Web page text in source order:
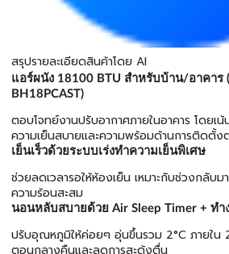
สรุปรายละเอียดสินค้าโดย AI
แอร์ผนัง 18100 BTU สำหรับบ้าน/อาคาร
BH18PCAST)
ตอบโจทย์งานปรับอากาศภายในอาคาร โดยเ
ความเย็นสบายและความพร้อมด้านการติดตั้ง
เย็นเร็วด้วยระบบเร่งทำความเย็นพิเศษ
ช่วยลดเวลารอให้ห้องเย็น เหมาะกับช่วงกลับ
ความร้อนสะสม
นอนหลับสบายด้วย Air Sleep Timer + ทำ
ปรับอุณหภูมิให้ค่อยๆ อุ่นขึ้นรวม 2°C ภายใน
ตอนกลางคืนและลดการสะดุ้งตื่น